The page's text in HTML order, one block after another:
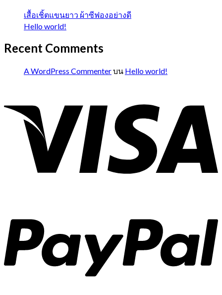
เสื้อเชิ้ตแขนยาว ผ้าซีฟองอย่างดี
Hello world!
Recent Comments
A WordPress Commenterบน Hello world!